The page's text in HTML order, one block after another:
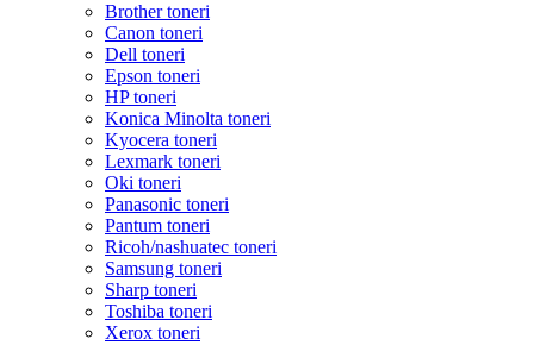
Brother toneri
Canon toneri
Dell toneri
Epson toneri
HP toneri
Konica Minolta toneri
Kyocera toneri
Lexmark toneri
Oki toneri
Panasonic toneri
Pantum toneri
Ricoh/nashuatec toneri
Samsung toneri
Sharp toneri
Toshiba toneri
Xerox toneri